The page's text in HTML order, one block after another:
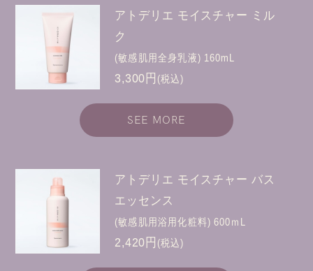
アトデリエ モイスチャー ミル
ク
(敏感肌用全身乳液) 160mL
3,300円 (税込)
SEE MORE
アトデリエ モイスチャー バス
エッセンス
(敏感肌用浴用化粧料) 600ｍL
2,420円 (税込)